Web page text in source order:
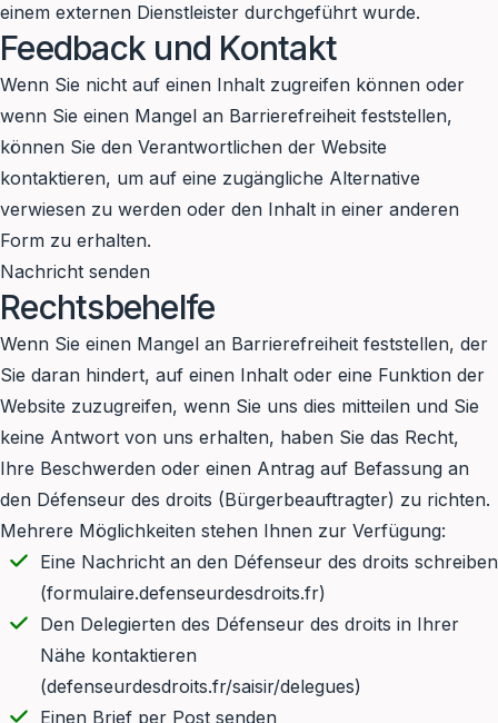
einem externen Dienstleister durchgeführt wurde.
Feedback und Kontakt
Wenn Sie nicht auf einen Inhalt zugreifen können oder
wenn Sie einen Mangel an Barrierefreiheit feststellen,
können Sie den Verantwortlichen der Website
kontaktieren, um auf eine zugängliche Alternative
verwiesen zu werden oder den Inhalt in einer anderen
Form zu erhalten.
Nachricht senden
Rechtsbehelfe
Wenn Sie einen Mangel an Barrierefreiheit feststellen, der
Sie daran hindert, auf einen Inhalt oder eine Funktion der
Website zuzugreifen, wenn Sie uns dies mitteilen und Sie
keine Antwort von uns erhalten, haben Sie das Recht,
Ihre Beschwerden oder einen Antrag auf Befassung an
den Défenseur des droits (Bürgerbeauftragter) zu richten.
Mehrere Möglichkeiten stehen Ihnen zur Verfügung:
Eine Nachricht an den Défenseur des droits schreiben
(formulaire.defenseurdesdroits.fr)
Den Delegierten des Défenseur des droits in Ihrer
Nähe kontaktieren
(defenseurdesdroits.fr/saisir/delegues)
Einen Brief per Post senden